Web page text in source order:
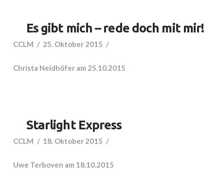
Es gibt mich – rede doch mit mir!
CCLM 25. Oktober 2015
Christa Neidhöfer am 25.10.2015
Starlight Express
CCLM 18. Oktober 2015
Uwe Terboven am 18.10.2015